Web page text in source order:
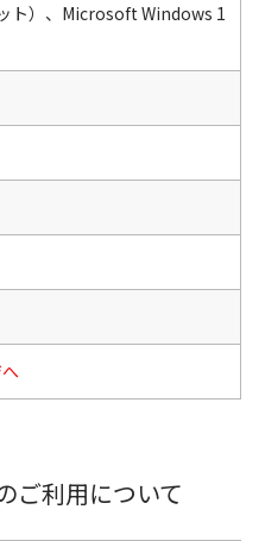
ト）、Microsoft Windows 1
ご利用について